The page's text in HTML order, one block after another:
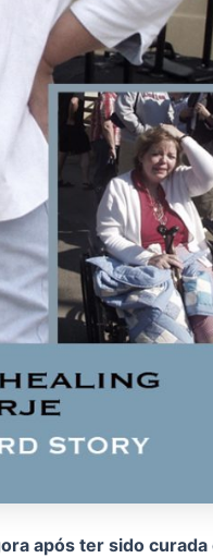
após ter sido curada